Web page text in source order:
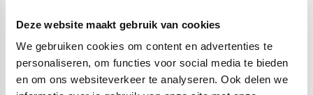
Deze website maakt gebruik van cookies
We gebruiken cookies om content en advertenties te
personaliseren, om functies voor social media te bieden
en om ons websiteverkeer te analyseren. Ook delen we
sieraden voor een complete look. De doorsnee is 14,5mm.
HET MERK